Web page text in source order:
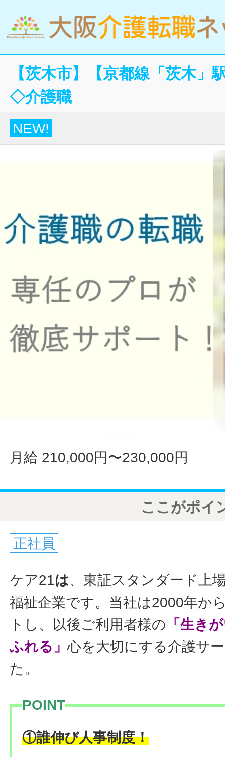
【茨木市】【京都線「茨木
◇介護職
NEW!
月給 210,000円〜230,000円
ここがポイ
正社員
ケア21は、東証スタンダード上
福祉企業です。当社は2000年か
トし、以後ご利用者様の 「生き
ふれる」心を大切にする介護サ
た。
POINT
①誰伸び人事制度！